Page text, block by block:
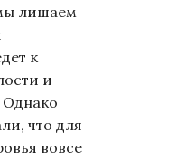
лишаем
к
и
что для
вовсе